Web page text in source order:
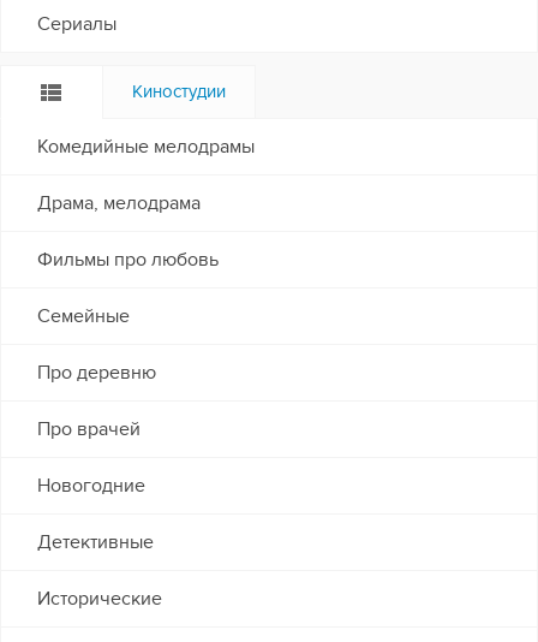
Сериалы
Киностудии
Комедийные мелодрамы
Драма, мелодрама
Фильмы про любовь
Семейные
Про деревню
Про врачей
Новогодние
Детективные
Исторические